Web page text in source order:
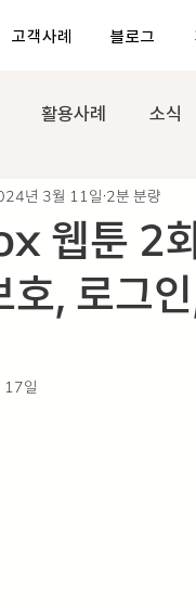
고객사례 블로그
활용사례 소식
웹툰 2
호, 로그
년 3월 11일 2분 분량
일